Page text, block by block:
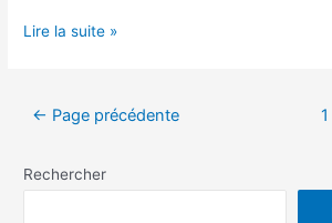
Pourquoi
est
pour
les
Lire la suite »
Pagination
publications
← Page précédente 1
Rechercher